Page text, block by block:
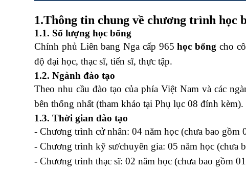
1.Thông tin chung về chương trình học
1.1. Số lượng học bổng
Chính phủ Liên bang Nga cấp 965học bổng cho
độ đại học, thạc sĩ, tiến sĩ, thực tập.
1.2. Ngành đào tạo
Theo nhu cầu đào tạo của phía Việt Nam và các
bên thống nhất (tham khảo tại Phụ lục 08 đính kèm).
1.3. Thời gian đào tạo
- Chương trình cử nhân: 04 năm học (chưa bao gồm
- Chương trình kỹ sư/chuyên gia: 05 năm học (chưa
- Chương trình thạc sĩ: 02 năm học (chưa bao gồm